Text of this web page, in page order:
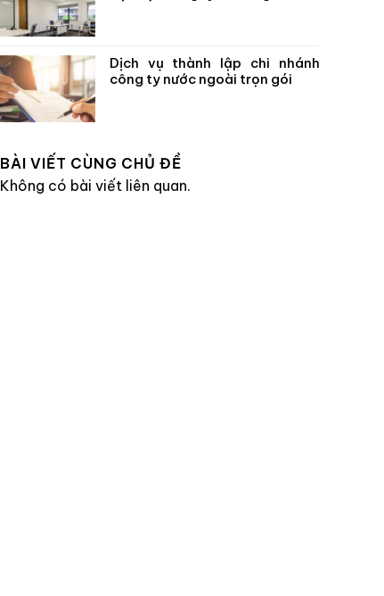
Dịch vụ thành lập chi nhánh
công ty nước ngoài trọn gói
BÀI VIẾT CÙNG CHỦ ĐỀ
Không có bài viết liên quan.